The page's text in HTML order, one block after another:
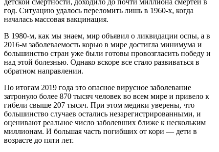
детской смертности, доходило до почти миллиона смертей в
год. Ситуацию удалось переломить лишь в 1960‑х, когда
началась массовая вакцинация.
В 1980‑м, как мы знаем, мир объявил о ликвидации оспы, а в
2016‑м заболеваемость корью в мире достигла минимума и
большинство стран уже были готовы провозгласить победу и
над этой болезнью. Однако вскоре все стало развиваться в
обратном направлении.
По итогам 2019 года это опасное вирусное заболевание
затронуло более 870 тысяч человек во всем мире и привело к
гибели свыше 207 тысяч. При этом медики уверены, что
большинство случаев остались незарегистрированными, и
оценивают реальное число заболевших ближе к нескольким
миллионам. И большая часть погибших от кори — дети в
возрасте до пяти лет.